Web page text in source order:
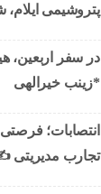
پتروشیمی
در سفر اربعین،
*زینب خیرالهی
انتصابات؛
تجارب مدیریتی